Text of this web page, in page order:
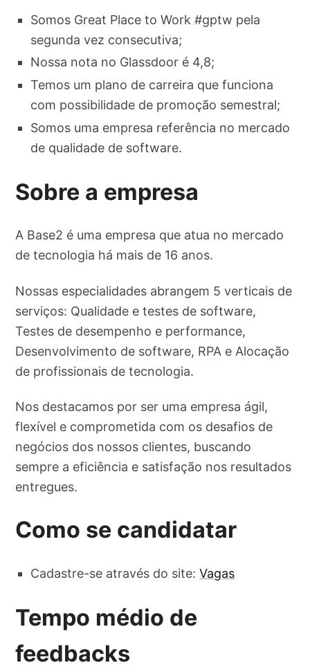
Somos Great Place to Work #gptw pela
segunda vez consecutiva;
Nossa nota no Glassdoor é 4,8;
Temos um plano de carreira que funciona
com possibilidade de promoção semestral;
Somos uma empresa referência no mercado
de qualidade de software.
Sobre a empresa
A Base2 é uma empresa que atua no mercado
de tecnologia há mais de 16 anos.
Nossas especialidades abrangem 5 verticais de
serviços: Qualidade e testes de software,
Testes de desempenho e performance,
Desenvolvimento de software, RPA e Alocação
de profissionais de tecnologia.
Nos destacamos por ser uma empresa ágil,
flexível e comprometida com os desafios de
negócios dos nossos clientes, buscando
sempre a eficiência e satisfação nos resultados
entregues.
Como se candidatar
Cadastre-se através do site:Vagas
Tempo médio de
feedbacks